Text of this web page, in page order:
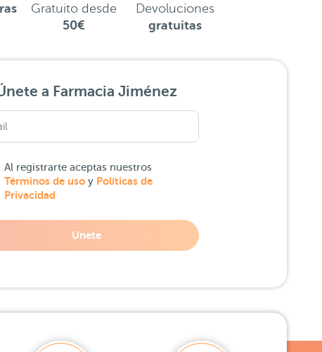
Gratuito desde
50€
Devoluciones
gratuitas
a Farmacia Jiménez
Al registrarte aceptas nuestros
Términos de uso y Políticas de
Privacidad
Unete